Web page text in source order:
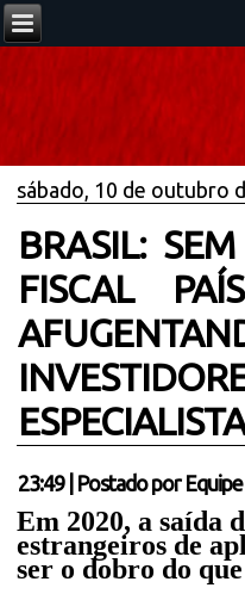
sábado, 10 de outubro
BRASIL:
FISCAL
23:49| Postado por
Em 2020, a saída
estrangeiros de
ser o dobro do